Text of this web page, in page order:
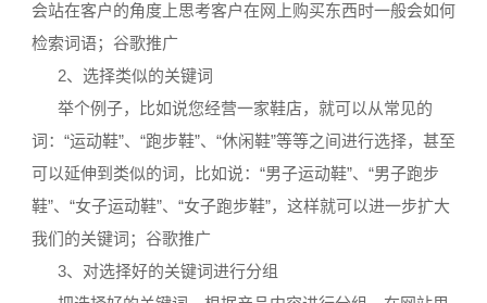
会站在客户的角度上思考客户在网上购买东西时一般会如何
检索词语；谷歌推广
2、选择类似的关键词
举个例子，比如说您经营一家鞋店，就可以从常见的
词：“运动鞋”、“跑步鞋”、“休闲鞋”等等之间进行选择，甚至
可以延伸到类似的词，比如说：“男子运动鞋”、“男子跑步
鞋”、“女子运动鞋”、“女子跑步鞋”，这样就可以进一步扩大
我们的关键词；谷歌推广
3、对选择好的关键词进行分组